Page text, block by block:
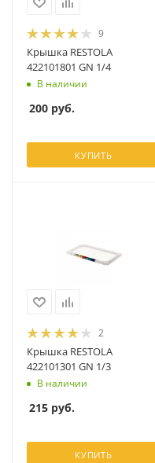
9
Крышка RESTOLA
422101801 GN 1/4
В наличии
200 руб.
КУПИТЬ
2
Крышка RESTOLA
422101301 GN 1/3
В наличии
215 руб.
КУПИТЬ